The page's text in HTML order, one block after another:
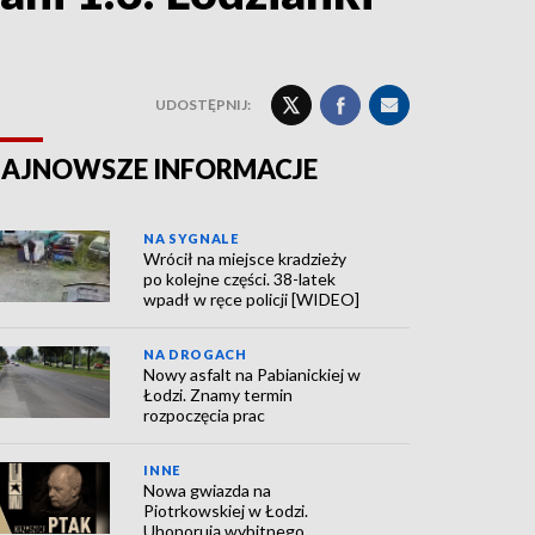
UDOSTĘPNIJ:
INFORMACJE
NA SYGNALE
Wrócił na miejsce kradzieży
po kolejne części. 38-latek
wpadł w ręce policji [WIDEO]
NA DROGACH
Nowy asfalt na Pabianickiej w
Łodzi. Znamy termin
rozpoczęcia prac
INNE
Nowa gwiazda na
Piotrkowskiej w Łodzi.
Uhonorują wybitnego